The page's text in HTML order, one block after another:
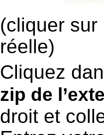
(cliquer sur
réelle)
Cliquez
zip de
droit et